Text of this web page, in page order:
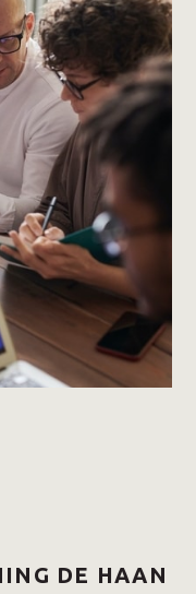
DE HAAN